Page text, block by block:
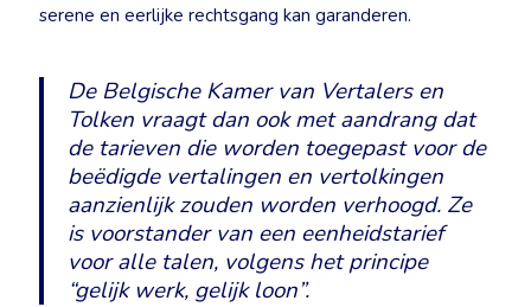
serene en eerlijke rechtsgang kan garanderen.
De Belgische Kamer van Vertalers en
Tolken vraagt dan ook met aandrang dat
de tarieven die worden toegepast voor de
beëdigde vertalingen en vertolkingen
aanzienlijk zouden worden verhoogd. Ze
is voorstander van een eenheidstarief
voor alle talen, volgens het principe
“gelijk werk, gelijk loon”.